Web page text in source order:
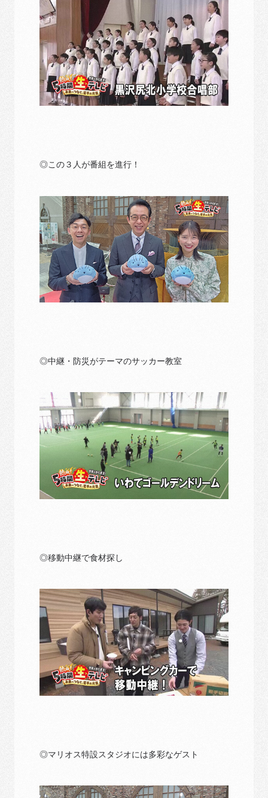
◎この３人が番組を進行！
◎中継・防災がテーマのサッカー教室
◎移動中継で食材探し
◎マリオス特設スタジオには多彩なゲスト